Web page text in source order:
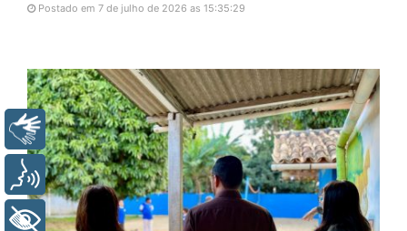
Postado em 7 de julho de 2026 as 15:35:29
Libras
Voz
+ Acessibilidade